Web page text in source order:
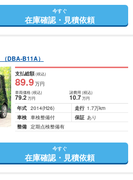
今すぐ
在庫確認・見積依頼
（DBA-B11A）
支払総額(税込)
89.9万円
車両価格(税込)
79.2万円
諸費用 (税込)
10.7 万円
年式 2014(H26) 走行 1.7万km
車検 車検整備付 保証 あり
整備 定期点検整備有
今すぐ
在庫確認・見積依頼